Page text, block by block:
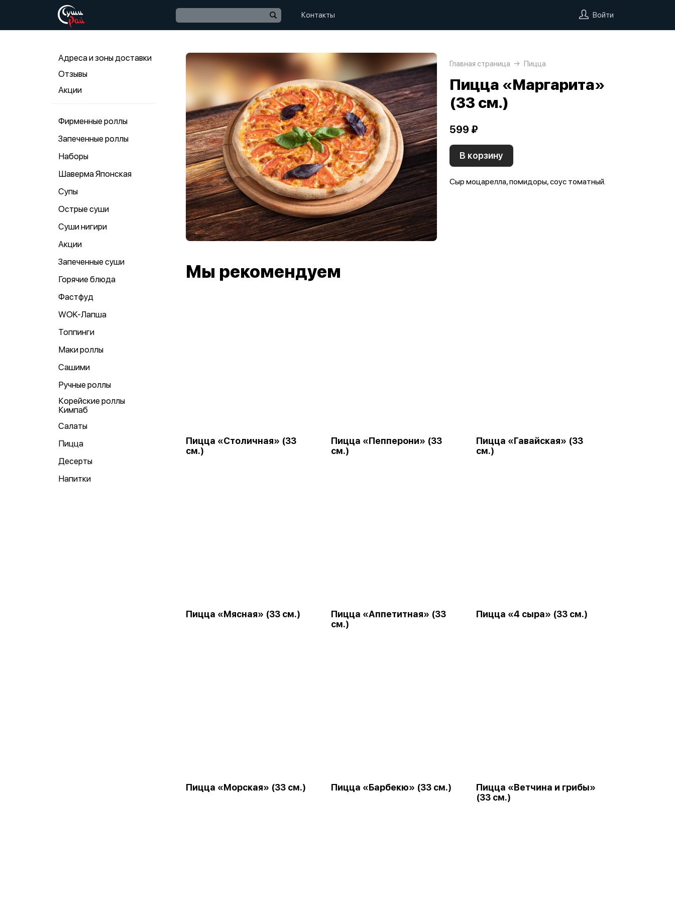
Контакты Войти
Адреса и зоны доставки
Отзывы
Акции
Фирменные роллы
Запеченные роллы
Наборы
Шаверма Японская
Супы
Острые суши
Суши нигири
Акции
Запеченные суши
Горячие блюда
Фастфуд
WOK-Лапша
Топпинги
Маки роллы
Сашими
Ручные роллы
Корейские роллы
Кимпаб
Салаты
Пицца
Десерты
Напитки
Главная страница Пицца
Пицца «Маргарита»
(33 см.)
599 ₽
В корзину
Сыр моцарелла, помидоры, соус томатный.
Мы рекомендуем
Пицца «Столичная» (33
см.)
Пицца «Пепперони» (33
см.)
Пицца «Гавайская» (33
см.)
Пицца «Мясная» (33 см.)
Пицца «Аппетитная» (33
см.)
Пицца «4 сыра» (33 см.)
Пицца «Морская» (33 см.) Пицца «Барбекю» (33 см.)
Пицца «Ветчина и грибы»
(33 см.)